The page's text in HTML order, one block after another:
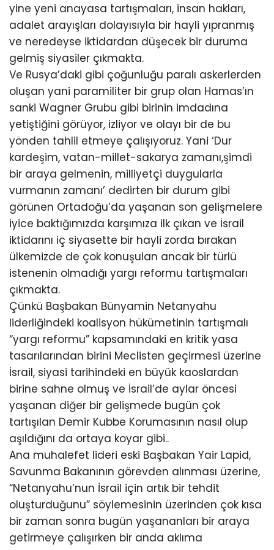
yine yeni anayasa tartışmaları, insan hakları,
adalet arayışları dolayısıyla bir hayli yıpranmış
ve neredeyse iktidardan düşecek bir duruma
gelmiş siyasiler çıkmakta.
Ve Rusya’daki gibi çoğunluğu paralı askerlerden
oluşan yani paramiliter bir grup olan Hamas’ın
sanki Wagner Grubu gibi birinin imdadına
yetiştiğini görüyor, izliyor ve olayı bir de bu
yönden tahlil etmeye çalışıyoruz. Yani ‘Dur
kardeşim, vatan-millet-sakarya zamanı,şimdi
bir araya gelmenin, milliyetçi duygularla
vurmanın zamanı’ dedirten bir durum gibi
görünen Ortadoğu’da yaşanan son gelişmelere
iyice baktığımızda karşımıza ilk çıkan ve İsrail
iktidarını iç siyasette bir hayli zorda bırakan
ülkemizde de çok konuşulan ancak bir türlü
istenenin olmadığı yargı reformu tartışmaları
çıkmakta.
Çünkü Başbakan Bünyamin Netanyahu
liderliğindeki koalisyon hükümetinin tartışmalı
“yargı reformu” kapsamındaki en kritik yasa
tasarılarından birini Meclisten geçirmesi üzerine
İsrail, siyasi tarihindeki en büyük kaoslardan
birine sahne olmuş ve İsrail’de aylar öncesi
yaşanan diğer bir gelişmede bugün çok
tartışılan Demir Kubbe Korumasının nasıl olup
aşıldığını da ortaya koyar gibi..
Ana muhalefet lideri eski Başbakan Yair Lapid,
Savunma Bakanının görevden alınması üzerine,
“Netanyahu’nun İsrail için artık bir tehdit
oluşturduğunu” söylemesinin üzerinden çok kısa
bir zaman sonra bugün yaşananları bir araya
getirmeye çalışırken bir anda aklıma